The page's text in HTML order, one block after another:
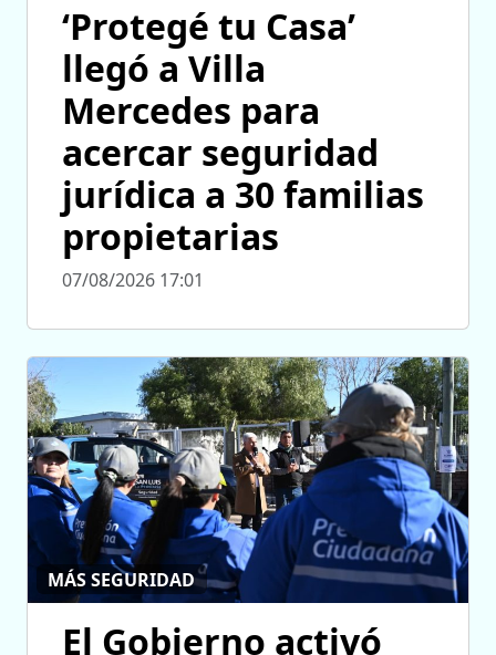
‘Protegé tu Casa’
llegó a Villa
Mercedes para
acercar seguridad
jurídica a 30 familias
propietarias
07/08/2026 17:01
MÁS SEGURIDAD
El Gobierno activó